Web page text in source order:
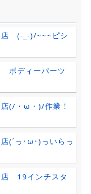
店 (-_-)/~~~ピシ
ボディーパーツ
(/・ω・)/作業！
(´っ･ω･)っいらっ
店 19インチスタ